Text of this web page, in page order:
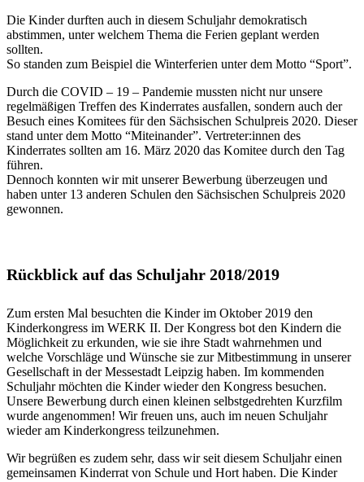
Die Kinder durften auch in diesem Schuljahr demokratisch
abstimmen, unter welchem Thema die Ferien geplant werden
sollten.
So standen zum Beispiel die Winterferien unter dem Motto “Sport”.
Durch die COVID – 19 – Pandemie mussten nicht nur unsere
regelmäßigen Treffen des Kinderrates ausfallen, sondern auch der
Besuch eines Komitees für den Sächsischen Schulpreis 2020. Dieser
stand unter dem Motto “Miteinander”. Vertreter:innen des
Kinderrates sollten am 16. März 2020 das Komitee durch den Tag
führen.
Dennoch konnten wir mit unserer Bewerbung überzeugen und
haben unter 13 anderen Schulen den Sächsischen Schulpreis 2020
gewonnen.
Rückblick auf das Schuljahr 2018/2019
Zum ersten Mal besuchten die Kinder im Oktober 2019 den
Kinderkongress im WERK II. Der Kongress bot den Kindern die
Möglichkeit zu erkunden, wie sie ihre Stadt wahrnehmen und
welche Vorschläge und Wünsche sie zur Mitbestimmung in unserer
Gesellschaft in der Messestadt Leipzig haben. Im kommenden
Schuljahr möchten die Kinder wieder den Kongress besuchen.
Unsere Bewerbung durch einen kleinen selbstgedrehten Kurzfilm
wurde angenommen! Wir freuen uns, auch im neuen Schuljahr
wieder am Kinderkongress teilzunehmen.
Wir begrüßen es zudem sehr, dass wir seit diesem Schuljahr einen
gemeinsamen Kinderrat von Schule und Hort haben. Die Kinder